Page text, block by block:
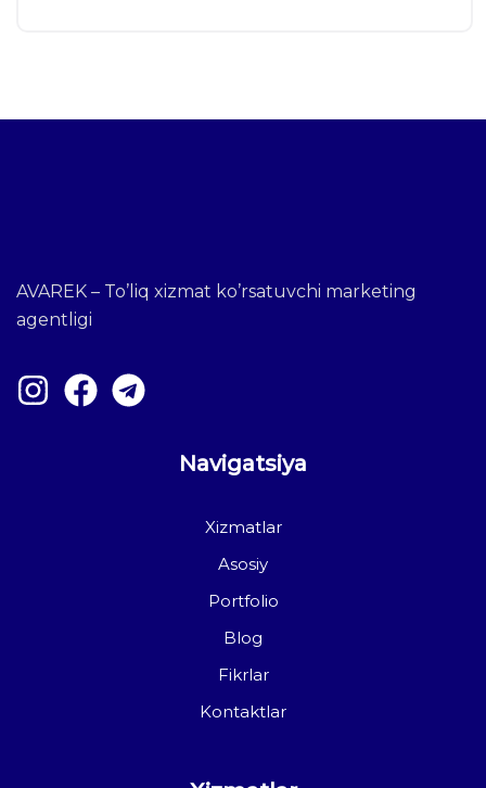
AVAREK – To’liq xizmat ko’rsatuvchi marketing
agentligi
Navigatsiya
Xizmatlar
Asosiy
Portfolio
Blog
Fikrlar
Kontaktlar